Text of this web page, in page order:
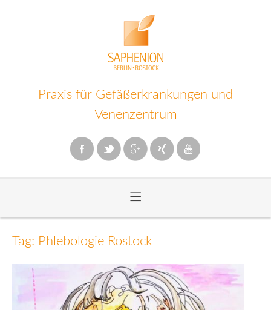
Praxis für Gefäßerkrankungen und
Venenzentrum
≡
Inhalt
Tag: Phlebologie Rostock